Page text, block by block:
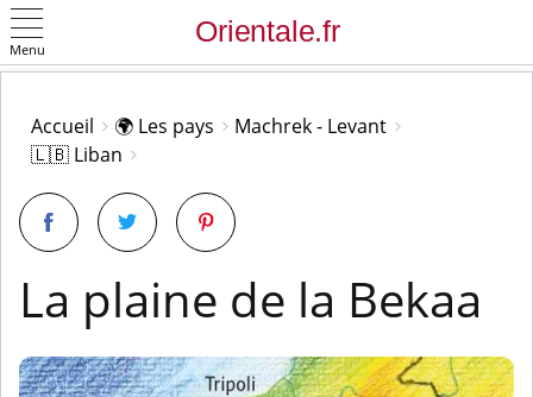
Menu
Accueil 🌍 Les pays
Machrek - Levant
🇱🇧 Liban
La plaine de la Bekaa